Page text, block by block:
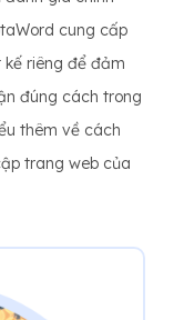
cung cấp
riêng để đảm
đúng cách trong
thêm về cách
trang web của